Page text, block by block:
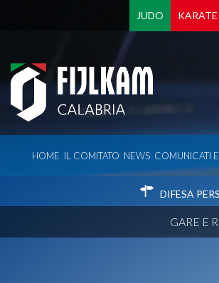
JUDO KARATE
HOME IL COMITATO NEWS COMUNICATI
DIFESA
GARE E